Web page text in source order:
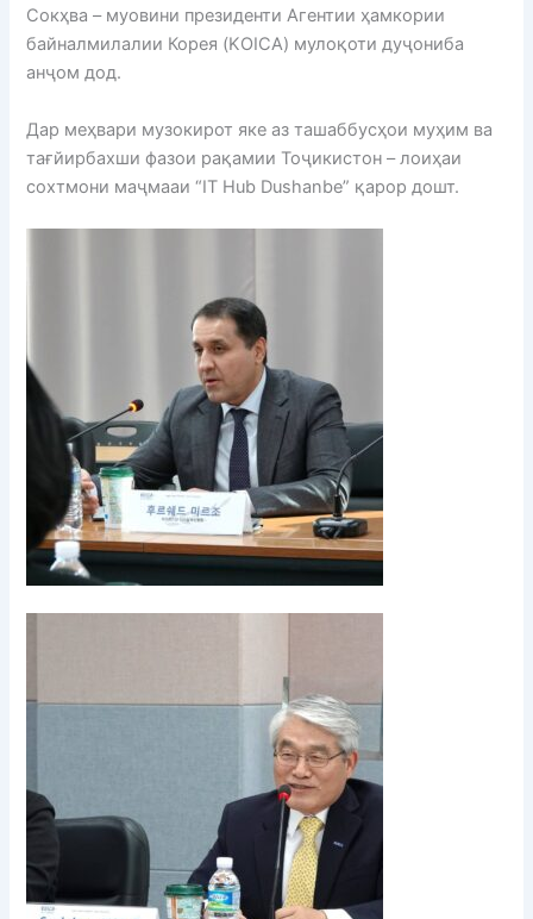
Сокҳва – муовини президенти Агентии ҳамкории
байналмилалии Корея (KOICA) мулоқоти дуҷониба
анҷом дод.
Дар меҳвари музокирот яке аз ташаббусҳои муҳим ва
тағйирбахши фазои рақамии Тоҷикистон – лоиҳаи
сохтмони маҷмааи “IT Hub Dushanbe” қарор дошт.